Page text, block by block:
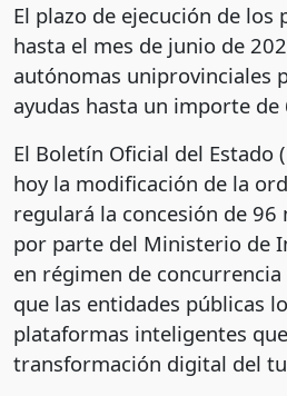
El plazo de ejecución de los
hasta el mes de junio de
autónomas uniprovinciales
ayudas hasta un importe
El Boletín Oficial del Estado
hoy la modificación de la
regulará la concesión de 96
por parte del Ministerio de
en régimen de
que las entidades públicas
plataformas inteligentes
transformación digital del